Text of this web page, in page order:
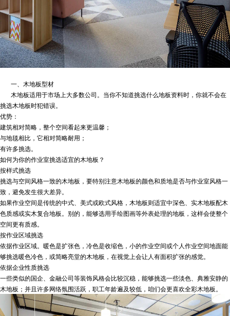
一、木地板型材
木地板适用于市场上大多数公司。当你不知道挑选什么地板资料时，你就不会在
挑选木地板时犯错误。
优势：
建筑相对简略，整个空间看起来更温馨；
与地毯相比，它相对简略耐用；
有许多挑选。
如何为你的作业室挑选适宜的木地板？
按样式挑选
挑选与空间风格一致的木地板，要特别注意木地板的颜色和质地是否与作业室风格一
致，避免发生很大差异。
如果作业空间是传统的中式、美式或欧式风格，木地板则适宜中深色、实木地板配木
色质感或实木复合地板。别的，能够选用手绘图画等外表处理的地板，这样会使整个
空间更有质感。
按作业区域挑选
依据作业区域。暖色是扩张色，冷色是收缩色，小的作业空间或个人作业空间地面能
够挑选暖色冷色，或简略亮堂的木地板，在视觉上会让人有面积扩张的感觉。
依据企业性质挑选
一些类似的国企、金融公司等装饰风格会比较沉稳，能够挑选一些淡色、典雅安静的
木地板；并且许多网络氛围活跃，职工年龄遍及较低，咱们会更喜欢全彩木地板。